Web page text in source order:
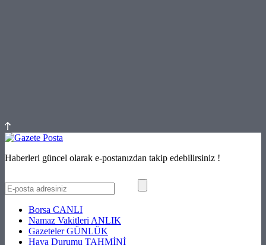
Haberleri güncel olarak e-postanızdan takip edebilirsiniz !
Borsa CANLI
Namaz Vakitleri ANLIK
GazetelerGÜNLÜK
Hava Durumu TAHMİNİ